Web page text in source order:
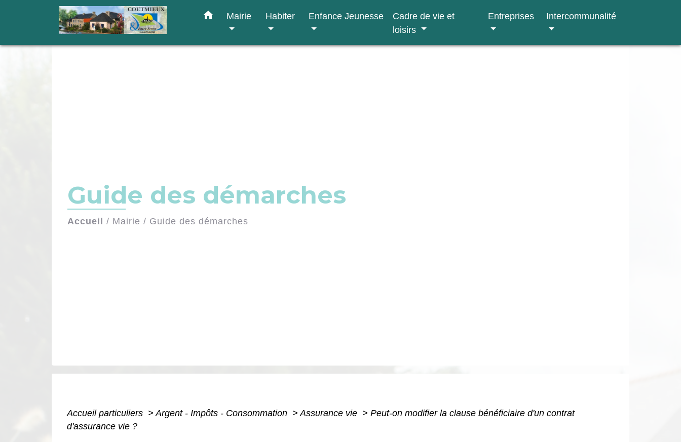
home Mairie Habiter Enfance Jeunesse
Cadre de vie et
loisirs
Entreprises Intercommunalité
Guide des démarches
Accueil / Mairie / Guide des démarches
Accueil particuliers > Argent - Impôts - Consommation > Assurance vie > Peut-on modifier la clause bénéficiaire d'un contrat
d'assurance vie ?